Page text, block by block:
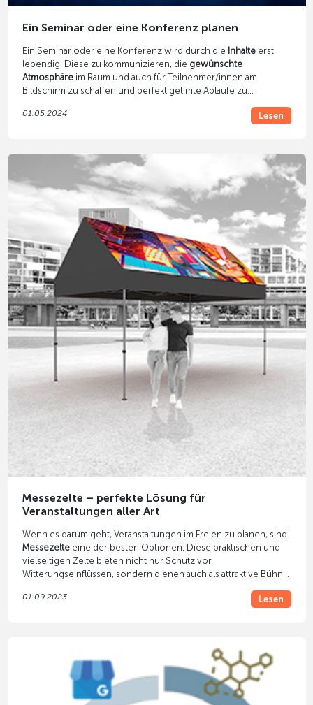
Ein Seminar oder eine Konferenz planen
Ein Seminar oder eine Konferenz wird durch die Inhalteerst
lebendig. Diese zu kommunizieren, die gewünschte
Atmosphäreim Raum und auch für Teilnehmer/innen am
Bildschirm zu schaffen und perfekt getimte Abläufe zu
01.05.2024
Lesen
Messezelte – perfekte Lösung für
Veranstaltungen aller Art
Wenn es darum geht, Veranstaltungen im Freien zu planen, sind
Messezelteeine der besten Optionen. Diese praktischen und
vielseitigen Zelte bieten nicht nur Schutz vor
Witterungseinflüssen, sondern dienen auch als attraktive Bühne
entdecken Sie die vielen Vorteile von Messezelten und wie sie
01.09.2023 Lesen